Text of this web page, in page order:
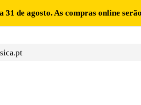
31 de agosto. As compras online